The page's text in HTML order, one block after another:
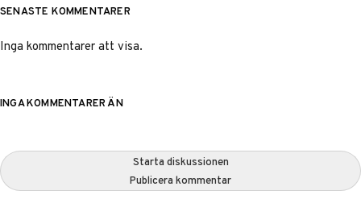
SENASTE KOMMENTARER
Inga kommentarer att visa.
INGA KOMMENTARER ÄN
Starta diskussionen
Publicera kommentar